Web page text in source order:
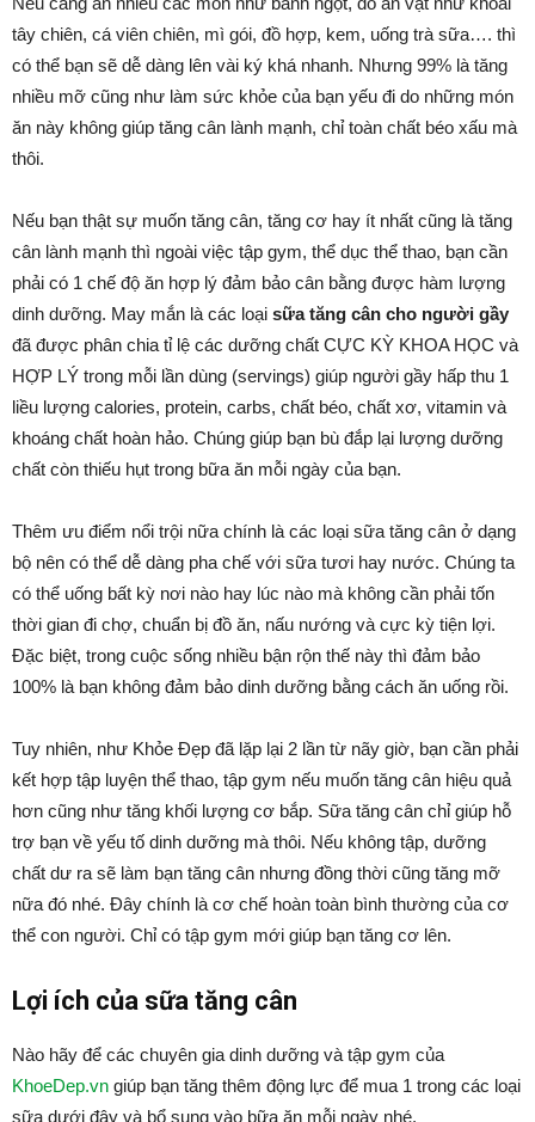
tây chiên, cá viên chiên, mì gói, đồ hợp, kem, uống trà sữa…. thì
có thể bạn sẽ dễ dàng lên vài ký khá nhanh. Nhưng 99% là tăng
nhiều mỡ cũng như làm sức khỏe của bạn yếu đi do những món
ăn này không giúp tăng cân lành mạnh, chỉ toàn chất béo xấu mà
thôi.
Nếu bạn thật sự muốn tăng cân, tăng cơ hay ít nhất cũng là tăng
cân lành mạnh thì ngoài việc tập gym, thể dục thể thao, bạn cần
phải có 1 chế độ ăn hợp lý đảm bảo cân bằng được hàm lượng
dinh dưỡng. May mắn là các loại sữa tăng cân cho người gầy
đã được phân chia tỉ lệ các dưỡng chất CỰC KỲ KHOA HỌC và
HỢP LÝ trong mỗi lần dùng (servings) giúp người gầy hấp thu 1
liều lượng calories, protein, carbs, chất béo, chất xơ, vitamin và
khoáng chất hoàn hảo. Chúng giúp bạn bù đắp lại lượng dưỡng
chất còn thiếu hụt trong bữa ăn mỗi ngày của bạn.
Thêm ưu điểm nổi trội nữa chính là các loại sữa tăng cân ở dạng
bộ nên có thể dễ dàng pha chế với sữa tươi hay nước. Chúng ta
có thể uống bất kỳ nơi nào hay lúc nào mà không cần phải tốn
thời gian đi chợ, chuẩn bị đồ ăn, nấu nướng và cực kỳ tiện lợi.
Đặc biệt, trong cuộc sống nhiều bận rộn thế này thì đảm bảo
100% là bạn không đảm bảo dinh dưỡng bằng cách ăn uống rồi.
Tuy nhiên, như Khỏe Đẹp đã lặp lại 2 lần từ nãy giờ, bạn cần phải
kết hợp tập luyện thể thao, tập gym nếu muốn tăng cân hiệu quả
hơn cũng như tăng khối lượng cơ bắp. Sữa tăng cân chỉ giúp hỗ
trợ bạn về yếu tố dinh dưỡng mà thôi. Nếu không tập, dưỡng
chất dư ra sẽ làm bạn tăng cân nhưng đồng thời cũng tăng mỡ
nữa đó nhé. Đây chính là cơ chế hoàn toàn bình thường của cơ
thể con người. Chỉ có tập gym mới giúp bạn tăng cơ lên.
Lợi ích của sữa tăng cân
Nào hãy để các chuyên gia dinh dưỡng và tập gym của
KhoeDep.vn giúp bạn tăng thêm động lực để mua 1 trong các loại
sữa dưới đây và bổ sung vào bữa ăn mỗi ngày nhé.